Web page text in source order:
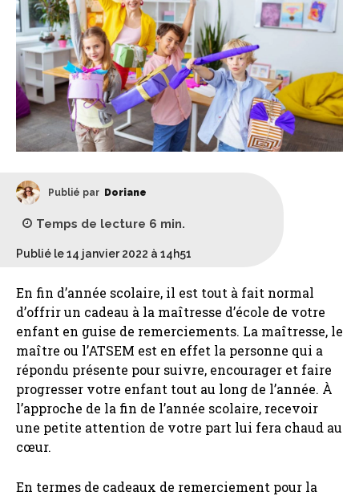
Publié par Doriane
Temps de lecture 6 min.
Publié le 14 janvier 2022 à 14h51
En fin d’année scolaire, il est tout à fait normal
d’offrir un cadeau à la maîtresse d’école de votre
enfant en guise de remerciements. La maîtresse, le
maître ou l’ATSEM est en effet la personne qui a
répondu présente pour suivre, encourager et faire
progresser votre enfant tout au long de l’année. À
l’approche de la fin de l’année scolaire, recevoir
une petite attention de votre part lui fera chaud au
cœur.
En termes de cadeaux de remerciement pour la